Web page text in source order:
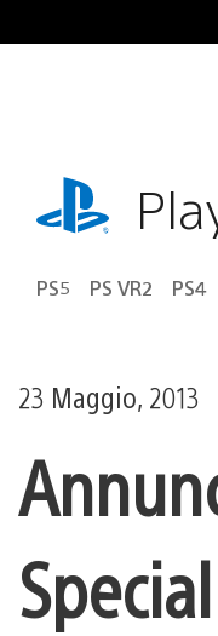
al
playstation.com
PS5 PS VR2 PS4
23 Maggio, 2013